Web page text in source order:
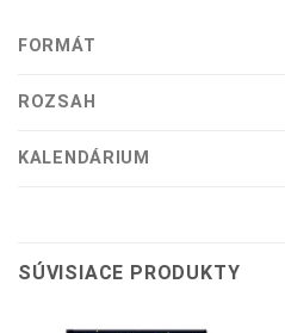
FORMÁT
ROZSAH
KALENDÁRIUM
SÚVISIACE PRODUKTY